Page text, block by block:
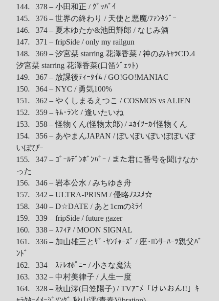
144. 378 – 小田和正 / ｸﾞｯﾊﾞｲ
145. 376 – 世界の終わり / 天使と悪魔/ﾌｧﾝﾀｼﾞｰ
146. 374 – 夏木ゆたか&池田輝郎 / なじみ酒
147. 371 – fripSide / only my railgun
148. 369 – 汐宮栞 starring 花澤香菜 / 神のみｷｬﾗCD.4
汐宮栞 starring 花澤香菜(口笛ｼﾞｪｯﾄ)
149. 367 – 放課後ﾃｨｰﾀｲﾑ / GO!GO!MANIAC
150. 364 – NYC / 勇気100%
151. 362 – やくしまるえつこ / COSMOS vs ALIEN
152. 359 – ｷﾑ･ﾗﾝﾋ / 逢いたいね
153. 358 – 怪物くん(怪物太郎) / ﾕｶｲﾂｰｶｲ怪物くん
154. 356 – あやまんJAPAN / ぽいぽいぽいぽぽいぽ
いぽぴｰ
155. 347 – ｺﾞｰﾙﾃﾞﾝﾎﾞﾝﾊﾞｰ / また君に番号を聞けなか
った
156. 346 – 岩本公水 / みちゆき舟
157. 342 – ULTRA-PRISM / 侵略ﾉｽｽﾒ☆
158. 340 – D☆DATE / あと1cmのﾐﾗｲ
159. 339 – fripSide / future gazer
160. 338 – ｽﾌｨｱ / MOON SIGNAL
161. 336 – 加山雄三とｻﾞ･ﾔﾝﾁｬｰｽﾞ / 座･ﾛﾝﾘｰﾊｰﾂ親父ﾊﾞ
ﾝﾄﾞ
162. 334 – ｽﾃﾚｵﾎﾟﾆｰ / 小さな魔法
163. 332 – 中村美律子 / 人生一度
164. 328 – 秋山澪(日笠陽子) / TVｱﾆﾒ「けいおん!!」ｷ